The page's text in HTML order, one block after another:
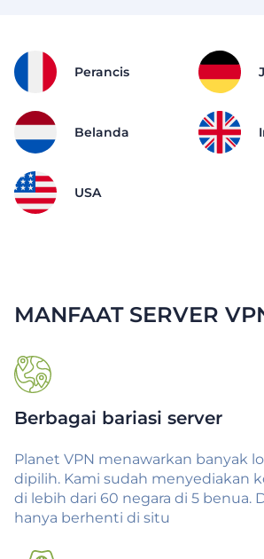
Perancis
Belanda
USA
MANFAAT SERVER
Berbagai bariasi server
Planet VPN menawarkan banyak
dipilih. Kami sudah menyediakan
di lebih dari 60 negara di 5 benua.
hanya berhenti di situ